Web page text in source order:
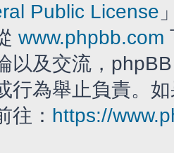
Public License
www.phpbb.com
以及交流，
行為舉止負責。
往： https://